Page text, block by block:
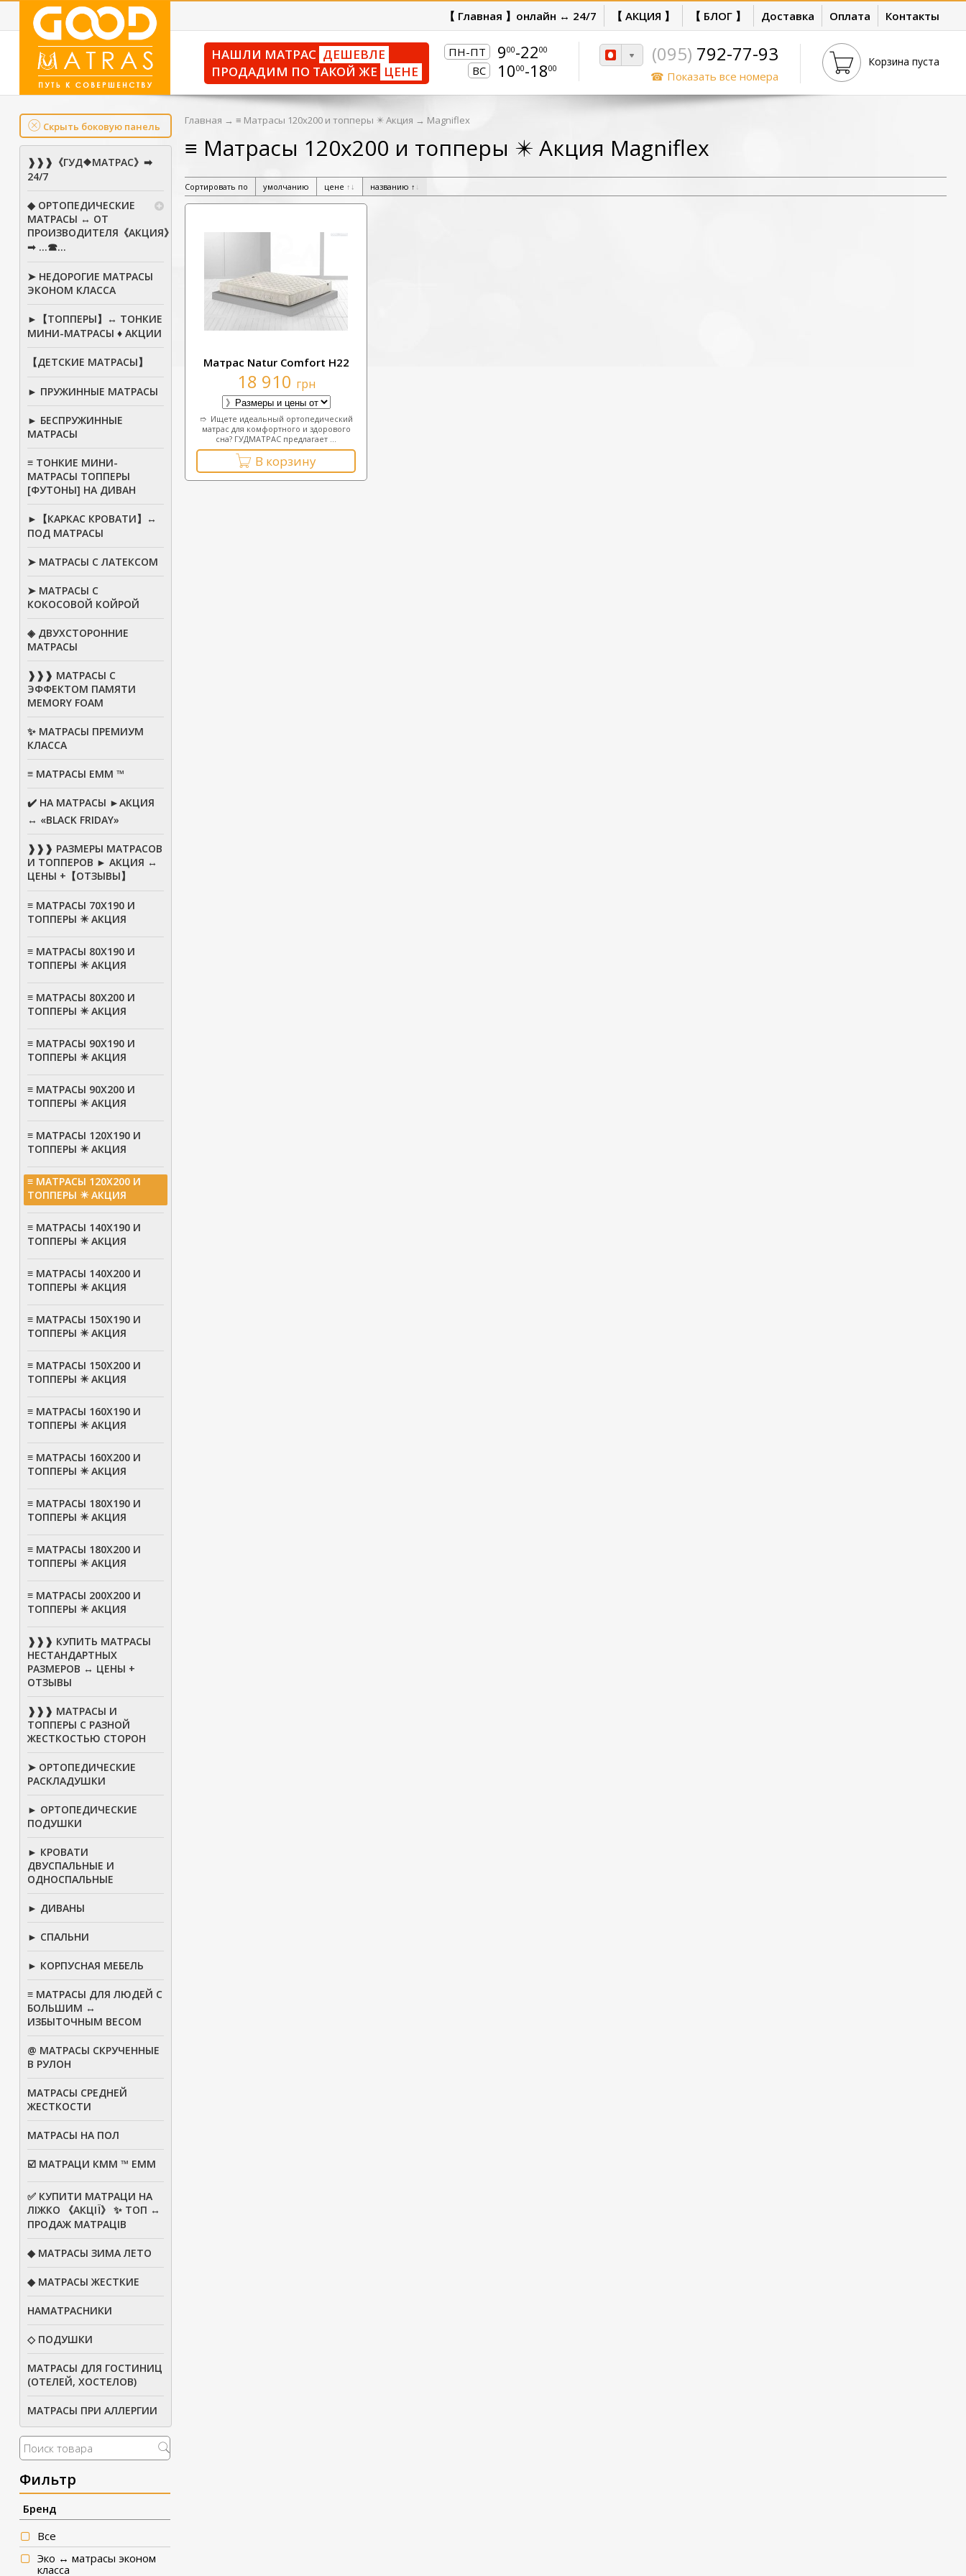
【 Главная 】онлайн ↔ 24/7 【 АКЦИЯ 】 【 БЛОГ 】 Доставка Оплата Контакты
Корзина пуста
(095) 792-77-93
☎ Показать все номера
ПН-ПТ 900-2200
ВС 1000-1800
НАШЛИ МАТРАС ДЕШЕВЛЕ
ПРОДАДИМ ПО ТАКОЙ ЖЕ ЦЕНЕ
Скрыть боковую панель
❱❱❱《ГУД❖МАТРАС》➡
24/7
◆ ОРТОПЕДИЧЕСКИЕ
МАТРАСЫ ↔ ОТ
ПРОИЗВОДИТЕЛЯ《АКЦИЯ》
➟ ...☎...
➤ НЕДОРОГИЕ МАТРАСЫ
ЭКОНОМ КЛАССА
►【ТОППЕРЫ】↔ ТОНКИЕ
МИНИ-МАТРАСЫ ♦ АКЦИИ
【ДЕТСКИЕ МАТРАСЫ】
► ПРУЖИННЫЕ МАТРАСЫ
► БЕСПРУЖИННЫЕ
МАТРАСЫ
≡ ТОНКИЕ МИНИ-
МАТРАСЫ ТОППЕРЫ
[ФУТОНЫ] НА ДИВАН
►【КАРКАС КРОВАТИ】↔
ПОД МАТРАСЫ
➤ МАТРАСЫ С ЛАТЕКСОМ
➤ МАТРАСЫ С
КОКОСОВОЙ КОЙРОЙ
◈ ДВУХСТОРОННИЕ
МАТРАСЫ
❱❱❱ МАТРАСЫ С
ЭФФЕКТОМ ПАМЯТИ
MEMORY FOAM
✨ МАТРАСЫ ПРЕМИУМ
КЛАССА
≡ МАТРАСЫ ЕММ ™
✔️ НА МАТРАСЫ ►АКЦИЯ
↔ «BLACK FRIDAY»
❱❱❱ РАЗМЕРЫ МАТРАСОВ
И ТОППЕРОВ ► АКЦИЯ ↔
ЦЕНЫ +【ОТЗЫВЫ】
≡ МАТРАСЫ 70Х190 И
ТОППЕРЫ ✴️ АКЦИЯ
≡ МАТРАСЫ 80X190 И
ТОППЕРЫ ✴️ АКЦИЯ
≡ МАТРАСЫ 80Х200 И
ТОППЕРЫ ✴️ АКЦИЯ
≡ МАТРАСЫ 90Х190 И
ТОППЕРЫ ✴️ АКЦИЯ
≡ МАТРАСЫ 90Х200 И
ТОППЕРЫ ✴️ АКЦИЯ
≡ МАТРАСЫ 120Х190 И
ТОППЕРЫ ✴️ АКЦИЯ
≡ МАТРАСЫ 120Х200 И
ТОППЕРЫ ✴️ АКЦИЯ
≡ МАТРАСЫ 140Х190 И
ТОППЕРЫ ✴️ АКЦИЯ
≡ МАТРАСЫ 140Х200 И
ТОППЕРЫ ✴️ АКЦИЯ
≡ МАТРАСЫ 150Х190 И
ТОППЕРЫ ✴️ АКЦИЯ
≡ МАТРАСЫ 150Х200 И
ТОППЕРЫ ✴️ АКЦИЯ
≡ МАТРАСЫ 160Х190 И
ТОППЕРЫ ✴️ АКЦИЯ
≡ МАТРАСЫ 160Х200 И
ТОППЕРЫ ✴️ АКЦИЯ
≡ МАТРАСЫ 180Х190 И
ТОППЕРЫ ✴️ АКЦИЯ
≡ МАТРАСЫ 180Х200 И
ТОППЕРЫ ✴️ АКЦИЯ
≡ МАТРАСЫ 200Х200 И
ТОППЕРЫ ✴️ АКЦИЯ
❱❱❱ КУПИТЬ МАТРАСЫ
НЕСТАНДАРТНЫХ
РАЗМЕРОВ ↔ ЦЕНЫ +
ОТЗЫВЫ
❱❱❱ МАТРАСЫ И
ТОППЕРЫ С РАЗНОЙ
ЖЕСТКОСТЬЮ СТОРОН
➤ ОРТОПЕДИЧЕСКИЕ
РАСКЛАДУШКИ
► ОРТОПЕДИЧЕСКИЕ
ПОДУШКИ
► КРОВАТИ
ДВУСПАЛЬНЫЕ И
ОДНОСПАЛЬНЫЕ
► ДИВАНЫ
► СПАЛЬНИ
► КОРПУСНАЯ МЕБЕЛЬ
≡ МАТРАСЫ ДЛЯ ЛЮДЕЙ С
БОЛЬШИМ ↔
ИЗБЫТОЧНЫМ ВЕСОМ
@ МАТРАСЫ СКРУЧЕННЫЕ
В РУЛОН
МАТРАСЫ СРЕДНЕЙ
ЖЕСТКОСТИ
МАТРАСЫ НА ПОЛ
☑️ МАТРАЦИ КММ ™ ЕММ
✅ КУПИТИ МАТРАЦИ НА
ЛІЖКО 《АКЦІЇ》 ✨ ТОП ↔
ПРОДАЖ МАТРАЦІВ
◆ МАТРАСЫ ЗИМА ЛЕТО
◆ МАТРАСЫ ЖЕСТКИЕ
НАМАТРАСНИКИ
◇ ПОДУШКИ
МАТРАСЫ ДЛЯ ГОСТИНИЦ
(ОТЕЛЕЙ, ХОСТЕЛОВ)
МАТРАСЫ ПРИ АЛЛЕРГИИ
Фильтр
Бренд
Все
Эко ↔ матрасы эконом
класса
Главная → ≡ Матрасы 120х200 и топперы ✴️ Акция → Magniflex
≡ Матрасы 120х200 и топперы ✴️ Акция Magniflex
Сортировать по умолчанию цене ↑ ↓ названию ↑ ↓
Матрас Natur Comfort H22
18 910 грн
➱ Ищете идеальный ортопедический
матрас для комфортного и здорового
сна? ГУДМАТРАС предлагает ...
В корзину